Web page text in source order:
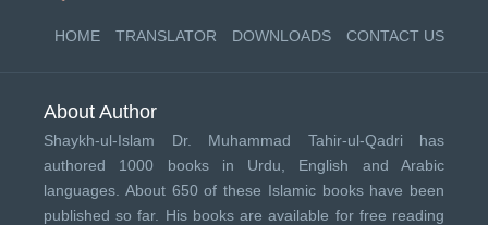
HOME TRANSLATOR DOWNLOADS CONTACT US
About Author
Shaykh-ul-Islam Dr. Muhammad Tahir-ul-Qadri has
authored 1000 books in Urdu, English and Arabic
languages. About 650 of these Islamic books have been
published so far. His books are available for free reading